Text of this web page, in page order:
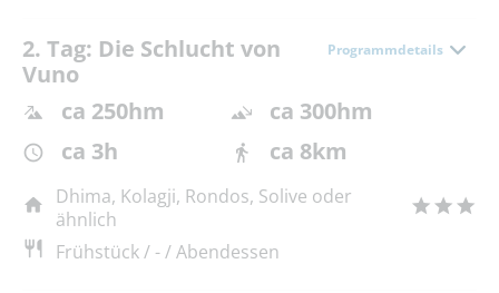
2. Tag: Die Schlucht von
Vuno
Programmdetails
ca 250hm
ca 300hm
ca 3h
ca 8km
Dhima, Kolagji, Rondos, Solive oder
ähnlich
Frühstück / - / Abendessen